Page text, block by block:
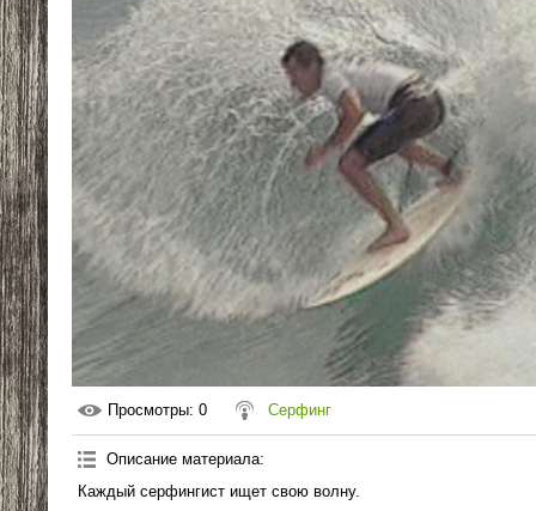
Просмотры: 0 Серфинг
Описание материала:
Каждый серфингист ищет свою волну.